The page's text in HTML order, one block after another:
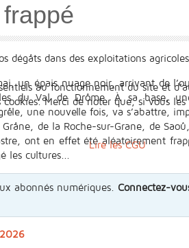
dégâts dans des exploitations
un épais nuage noir, arrivant de
du Val de Drôme. À sa base,
une nouvelle fois, va s’abattre,
Grâne, de la Roche-sur-Grane, de
ont en effet été aléatoirement
les cultures...
abonnés numériques. Connectez-
au fonctionnement du site et
Merci de noter que, si vous
Lire les CGU